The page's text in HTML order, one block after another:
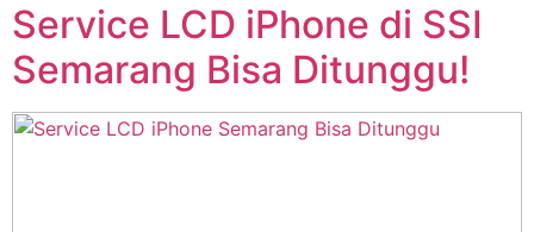
Service LCD iPhone di SSI
Semarang Bisa Ditunggu!